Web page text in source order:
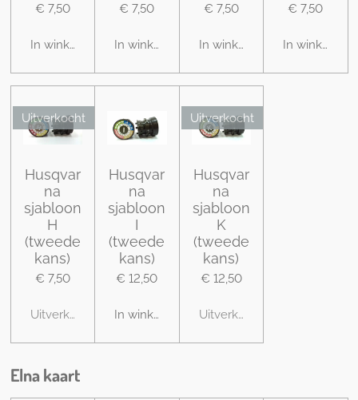
€ 7,50
In winkelwagen
€ 7,50
In winkelwagen
€ 7,50
In winkelwagen
€ 7,50
In
Uitverkocht
Husqvar
na
sjabloon
H
(tweede
kans)
€ 7,50
Uitverkocht
Husqvar
na
sjabloon
I
(tweede
kans)
€ 12,50
In winkelwagen
Uitverkocht
Husqvar
na
sjabloon
K
(tweede
kans)
€ 12,50
Uitverkocht
Elna kaart